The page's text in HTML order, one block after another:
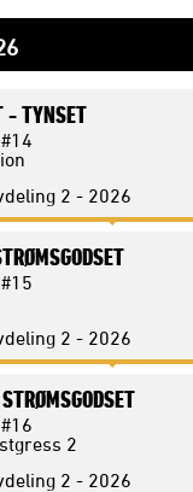
-TYNSET
#14
2 - 2026
#15
2 - 2026
STRØMSGODSET
#16
2
2 - 2026